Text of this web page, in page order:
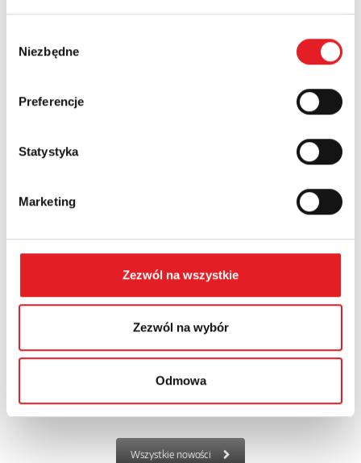
zgody
Niezbędne
Preferencje
Statystyka
Marketing
Zezwól na wszystkie
Zezwól na wybór
Odmowa
Przekaźnik półprzewodnikowy interfejsowy KSR-
Relpol wprowadza do oferty nowoczesny przekaźnik
Nowe ograniczniki przepięć PoE LAN – ochrona
przepięć PoE LAN RSP-05, przeznaczonych do ochrony urządze...
Wszystkie nowości